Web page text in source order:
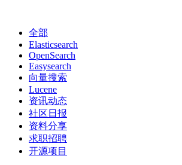
全部
Elasticsearch
OpenSearch
Easysearch
向量搜索
Lucene
资讯动态
社区日报
资料分享
求职招聘
开源项目